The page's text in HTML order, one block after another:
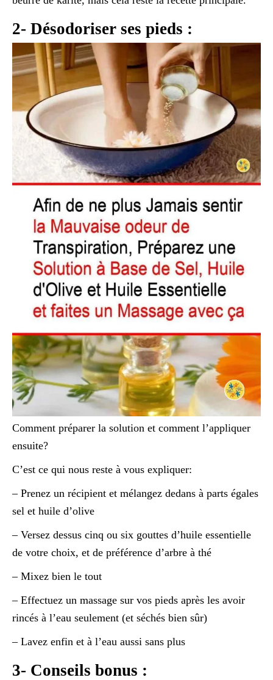
2- Désodoriser ses pieds :
Comment préparer la solution et comment l’appliquer
ensuite?
C’est ce qui nous reste à vous expliquer:
– Prenez un récipient et mélangez dedans à parts égales
sel et huile d’olive
– Versez dessus cinq ou six gouttes d’huile essentielle
de votre choix, et de préférence d’arbre à thé
– Mixez bien le tout
– Effectuez un massage sur vos pieds après les avoir
rincés à l’eau seulement (et séchés bien sûr)
– Lavez enfin et à l’eau aussi sans plus
3- Conseils bonus :